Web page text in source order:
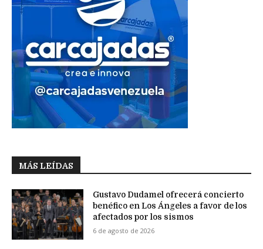
MÁS LEÍDAS
Gustavo Dudamel ofrecerá concierto
benéfico en Los Ángeles a favor de los
afectados por los sismos
6 de agosto de 2026